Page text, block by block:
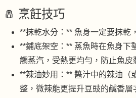
🧂 烹飪技巧
**抹乾水分：** 魚身一定要抹乾
**鋪底架空：** 蒸魚時在魚身下
觸蒸汽，受熱更均勻，防止魚皮
**辣油妙用：** 醬汁中的辣油（
整，微辣能更提升豆豉的鹹香層